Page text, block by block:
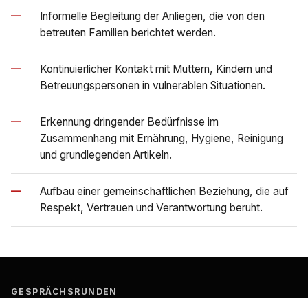
—
Informelle Begleitung der Anliegen, die von den
betreuten Familien berichtet werden.
—
Kontinuierlicher Kontakt mit Müttern, Kindern und
Betreuungspersonen in vulnerablen Situationen.
—
Erkennung dringender Bedürfnisse im
Zusammenhang mit Ernährung, Hygiene, Reinigung
und grundlegenden Artikeln.
—
Aufbau einer gemeinschaftlichen Beziehung, die auf
Respekt, Vertrauen und Verantwortung beruht.
GESPRÄCHSRUNDEN